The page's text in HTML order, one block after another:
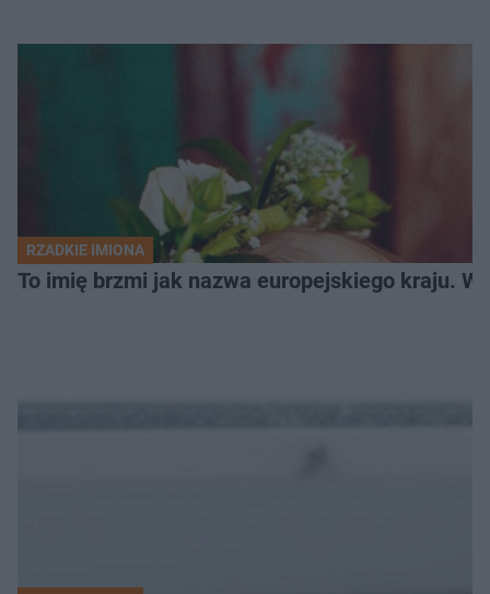
RZADKIE IMIONA
To imię brzmi jak nazwa europejskiego kraju.